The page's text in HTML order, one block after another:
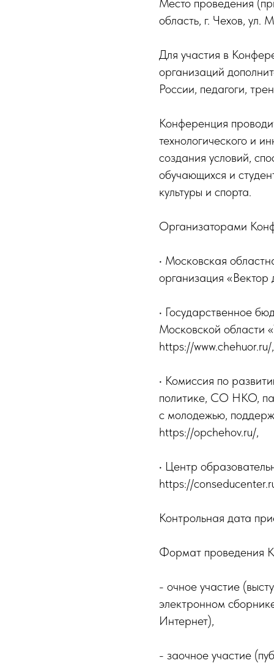
Место проведения
область, г. Чехов, ул.
Для участия в
организаций
России, педагоги,
Конференция
технологического и
создания условий,
обучающихся и
культуры и спорта.
Организаторами
• Московская
организация
• Государственное
Московской области
https://www.chehuor.ru/,
• Комиссия по
политике, СО НКО,
с молодежью,
https://opchehov.ru/,
• Центр
https://
Контрольная дата
Формат проведения
- очное участие
электронном
Интернет),
- заочное участие